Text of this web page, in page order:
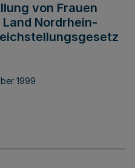
von Frauen
Nordrhein-
1999